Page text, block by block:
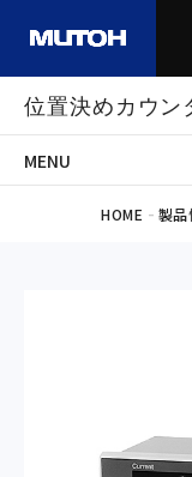
位置決めカウン
HOME - 製品
MENU